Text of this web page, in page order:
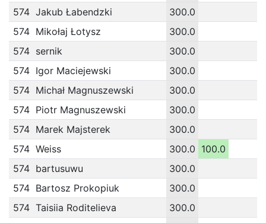
574 Jakub Łabendzki
300.0
574 Mikołaj Łotysz
300.0
574 sernik
300.0
574 Igor Maciejewski
300.0
574 Michał Magnuszewski
300.0
574 Piotr Magnuszewski
300.0
574 Marek Majsterek
300.0
574 Weiss 300.0 100.0
574 bartusuwu
300.0
574 Bartosz Prokopiuk
300.0
574 Taisiia Roditelieva
300.0